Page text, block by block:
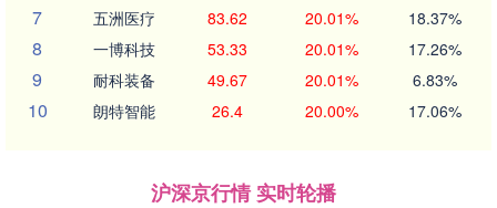
7 五洲医疗 83.62 20.01% 18.37%
8 一博科技 53.33 20.01% 17.26%
9 耐科装备 49.67 20.01% 6.83%
10 朗特智能 26.4 20.00% 17.06%
沪深京行情 实时轮播